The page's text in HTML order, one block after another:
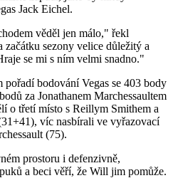
Jack Eichel.
věděl jen málo," řekl
sezony velice důležitý a
se mi s ním velmi snadno."
bodování Vegas se 403 body
za Jonathanem Marchessaultem
o třetí místo s Reillym Smithem a
víc nasbírali ve vyřazovací
(75).
prostoru i defenzivně,
a beci věří, že Will jim pomůže.